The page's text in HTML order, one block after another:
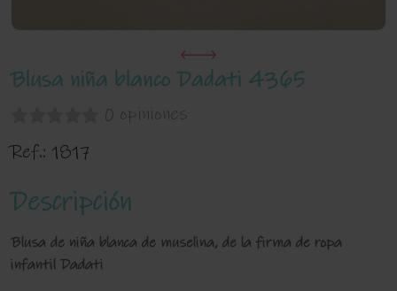
Blusa niña blanco Dadati 4365
0 opiniones
Ref.: 1817
Descripción
Blusa de niña blanca de muselina, de la firma de ropa
infantil Dadati